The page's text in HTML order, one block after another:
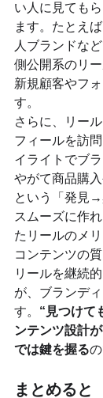
い人に見ても
ます。たとえ
人ブランドな
側公開系のリ
新規顧客やフ
す。
さらに、リー
フィールを訪
イライトでブ
やがて商品購
という「発見
スムーズに作
たリールのメリ
コンテンツの
リールを継続
が、ブランデ
す。 “見つけて
ンテンツ設計
では鍵を握るの
まとめると